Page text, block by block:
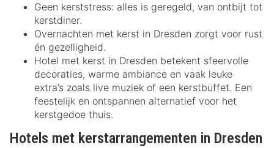
Geen kerststress: alles is geregeld, van ontbijt tot
kerstdiner.
Overnachten met kerst in Dresden zorgt voor rust
én gezelligheid.
Hotel met kerst in Dresden betekent sfeervolle
decoraties, warme ambiance en vaak leuke
extra’s zoals live muziek of een kerstbuffet. Een
feestelijk en ontspannen alternatief voor het
kerstgedoe thuis.
Hotels met kerstarrangementen in Dresden